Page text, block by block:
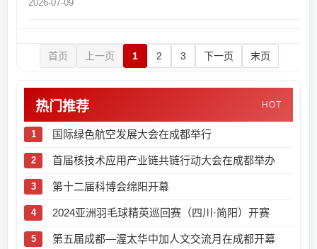
2026-07-09
首页 上一页 1 2 3 下一页 末页
热门推荐 HOT
国际绿色航空发展大会在成都举行
首届核技术应用产业链共链行动大会在成都举办
第十二届科博会绵阳开幕
2024亚洲羽毛球精英巡回赛（四川·简阳）开赛
第五届成都—渥太华中加人文交流月在成都开幕